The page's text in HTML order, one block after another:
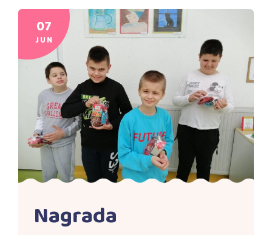
07
JUN
Nagrada